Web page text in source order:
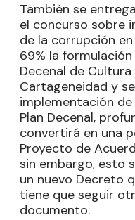
También se
el concurso sobre
de la corrupción
69% la
Decenal de
Cartageneidad y
implementación de
Plan Decenal,
convertirá en una
Proyecto de
sin embargo, esto
un nuevo Decreto
tiene que seguir
documento.